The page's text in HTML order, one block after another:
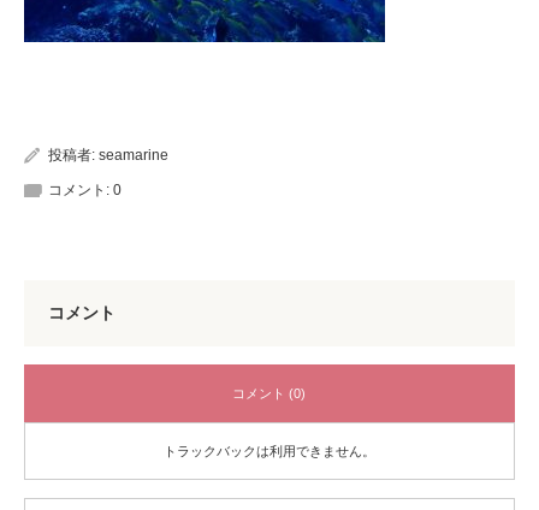
投稿者: seamarine
コメント: 0
コメント
コメント (0)
トラックバックは利用できません。